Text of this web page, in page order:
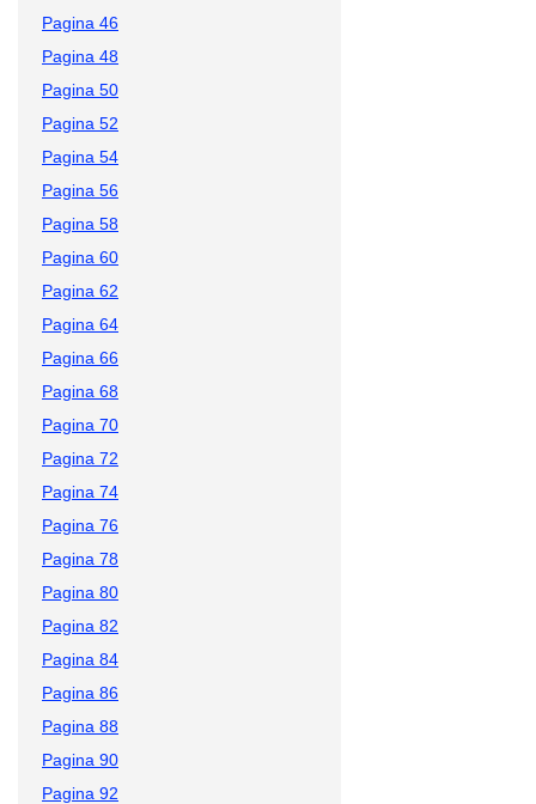
Pagina 46
Pagina 48
Pagina 50
Pagina 52
Pagina 54
Pagina 56
Pagina 58
Pagina 60
Pagina 62
Pagina 64
Pagina 66
Pagina 68
Pagina 70
Pagina 72
Pagina 74
Pagina 76
Pagina 78
Pagina 80
Pagina 82
Pagina 84
Pagina 86
Pagina 88
Pagina 90
Pagina 92